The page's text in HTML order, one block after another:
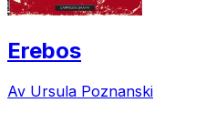
Erebos
Av Ursula Poznanski